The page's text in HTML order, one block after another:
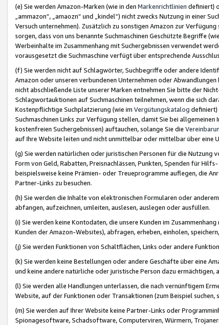
(e) Sie werden Amazon-Marken (wie in den Markenrichtlinien definiert)
„ammazon“, „amaozn“ und „kindel“) nicht zwecks Nutzung in einer
Versuch unternehmen). Zusätzlich zu sonstigen Amazon zur
sorgen, dass von uns benannte Suchmaschinen Geschützte Begriffe
Werbeinhalte im Zusammenhang mit Suchergebnissen verwendet
vorausgesetzt die Suchmaschine verfügt über entsprechende
(f) Sie werden nicht auf Schlagwörter, Suchbegriffe oder andere
Amazon oder unseren verbundenen Unternehmen oder
nicht abschließende Liste unserer Marken entnehmen Sie bitte der
Schlagwortauktionen auf Suchmaschinen teilnehmen, wenn die sich
Kostenpflichtige Suchplatzierung (wie im Vergütungskatalog definiert)
Suchmaschinen Links zur Verfügung stellen, damit Sie bei
kostenfreien Suchergebnissen) auftauchen, solange Sie die
auf Ihre Website leiten und nicht unmittelbar oder mittelbar über eine
(g) Sie werden natürlichen oder juristischen Personen für die Nutzung
Form von Geld, Rabatten, Preisnachlässen, Punkten, Spenden für
beispielsweise keine Prämien- oder Treueprogramme auflegen, die
Partner-Links zu besuchen.
(h) Sie werden die Inhalte von elektronischen Formularen oder
abfangen, aufzeichnen, umleiten, auslesen, auslegen oder ausfüllen.
(i) Sie werden keine Kontodaten, die unsere Kunden im
Kunden der Amazon-Websites), abfragen, erheben, einholen,
(j) Sie werden Funktionen von Schaltflächen, Links oder andere
(k) Sie werden keine Bestellungen oder andere Geschäfte über eine
und keine andere natürliche oder juristische Person dazu
(l) Sie werden alle Handlungen unterlassen, die nach vernünftigem
Website, auf der Funktionen oder Transaktionen (zum Beispiel
(m) Sie werden auf Ihrer Website keine Partner-Links oder
Spionagesoftware, Schadsoftware, Computerviren, Würmern,